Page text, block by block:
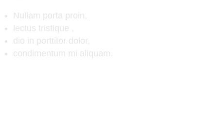
Nullam porta proin,
lectus tristique ,
dio in porttitor dolor,
condimentum mi aliquam.